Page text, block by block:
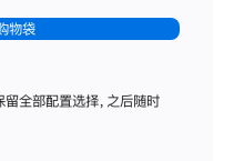
物袋
全部配置选择，之后随时